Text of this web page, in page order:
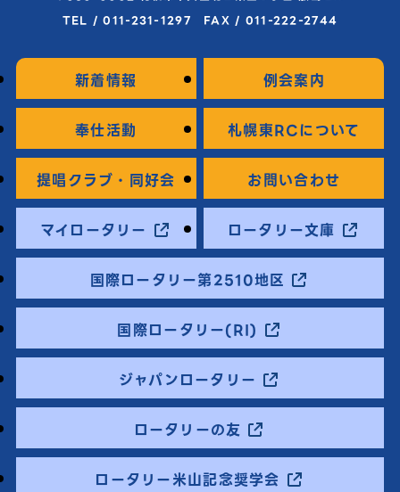
TEL / 011-231-1297 FAX / 011-222-2744
新着情報 例会案内
奉仕活動 札幌東RCについて
提唱クラブ・同好会 お問い合わせ
マイロータリー ロータリー文庫
国際ロータリー第2510地区
国際ロータリー(RI)
ジャパンロータリー
ロータリーの友
ロータリー米山記念奨学会